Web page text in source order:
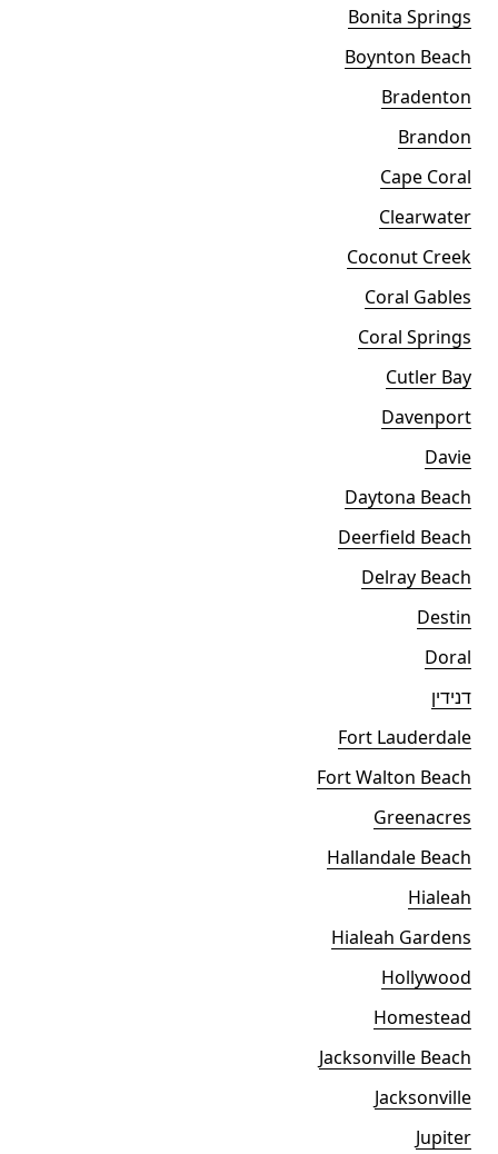
Bonita Springs
Boynton Beach
Bradenton
Brandon
Cape Coral
Clearwater
Coconut Creek
Coral Gables
Coral Springs
Cutler Bay
Davenport
Davie
Daytona Beach
Deerfield Beach
Delray Beach
Destin
Doral
דנידין
Fort Lauderdale
Fort Walton Beach
Greenacres
Hallandale Beach
Hialeah
Hialeah Gardens
Hollywood
Homestead
Jacksonville Beach
Jacksonville
Jupiter